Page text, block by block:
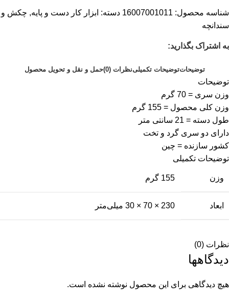
شناسه محصول: 16007001011 دسته: ابزار کار دست و پایه, چکش و
سندانچه
به اشتراک بگذارید:
توضیحاتتوضیحات تکمیلینظرات (0) حمل و نقل و تحویل محصول
توضیحات
وزن سری = 70 گرم
وزن کلی محصول = 155 گرم
طول دسته = 21 سانتی متر
دارای دو سری گرد و تخت
کشور سازنده = چین
توضیحات تکمیلی
وزن 155 گرم
ابعاد 230 × 70 × 30 میلی‌متر
نظرات (0)
دیدگاهها
هیچ دیدگاهی برای این محصول نوشته نشده است.